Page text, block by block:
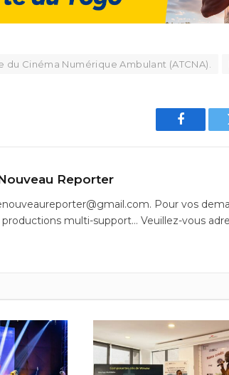
du Cinéma Numérique Ambulant (ATCNA).
Facebook
Reporter
Pour vos
multi-support… Veuillez-vous